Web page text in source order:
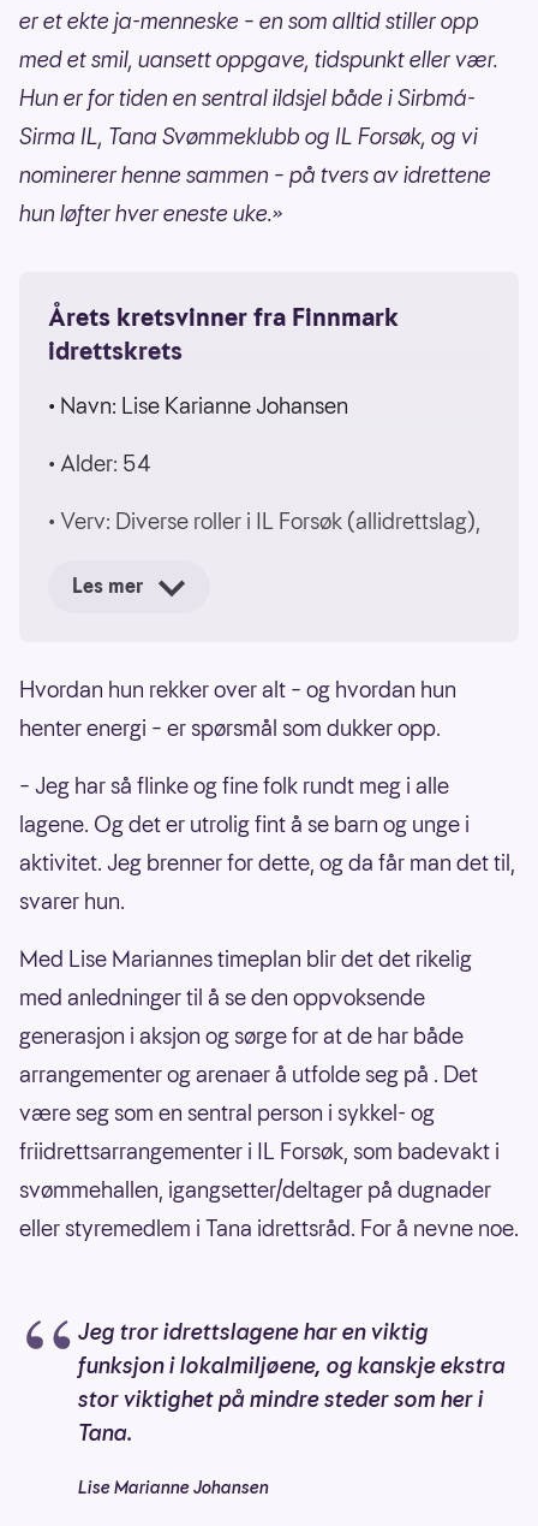
Juryen for Årets ildsjel består av
idrettsutøvere og idrettspresident Zaineb
Al-Samarai. Utøverne i juryen er Kjetil
André Aamodt, Sjur Røthe, Olaf Tufte,
Helle Sofie Sagøy, Frode Grodås, Tiril
Eckhoff og Silje Norendal.
er et ekte ja-menneske – en som alltid stiller opp
med et smil, uansett oppgave, tidspunkt eller vær.
Hun er for tiden en sentral ildsjel både i Sirbmá-
Sirma IL, Tana Svømmeklubb og IL Forsøk, og vi
nominerer henne sammen – på tvers av idrettene
hun løfter hver eneste uke.»
Årets kretsvinner fra Finnmark
idrettskrets
• Navn: Lise Karianne Johansen
• Alder: 54
• Verv: Diverse roller i IL Forsøk (allidrettslag),
styremedlem i Tana idrettsråd.
• Bosted: Tana bru, Tana kommune, Finnmark
• Yrke: Lærer
• Aktuell: Kretsvinner «Årets ildsjel» Finnmark
idrettskrets
Les mer
Hvordan hun rekker over alt – og hvordan hun
henter energi – er spørsmål som dukker opp.
– Jeg har så flinke og fine folk rundt meg i alle
lagene. Og det er utrolig fint å se barn og unge i
aktivitet. Jeg brenner for dette, og da får man det til,
svarer hun.
Med Lise Mariannes timeplan blir det det rikelig
med anledninger til å se den oppvoksende
generasjon i aksjon og sørge for at de har både
arrangementer og arenaer å utfolde seg på . Det
være seg som en sentral person i sykkel- og
friidrettsarrangementer i IL Forsøk, som badevakt i
svømmehallen, igangsetter/deltager på dugnader
eller styremedlem i Tana idrettsråd. For å nevne noe.
Jeg tror idrettslagene har en viktig
funksjon i lokalmiljøene, og kanskje ekstra
stor viktighet på mindre steder som her i
Tana.
Lise Marianne Johansen